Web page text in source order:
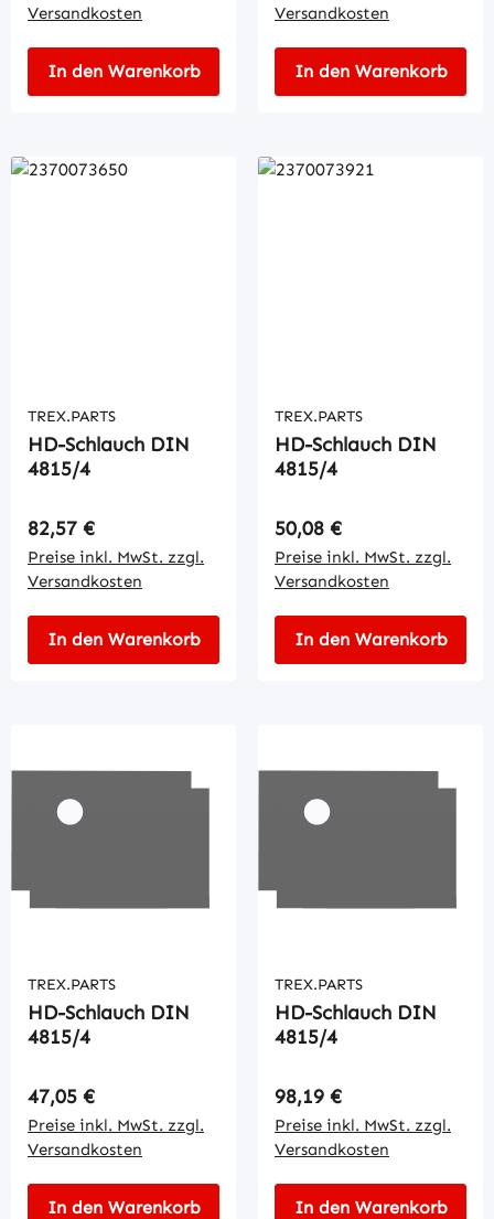
Versandkosten
In den Warenkorb
Versandkosten
In den Warenkorb
TREX.PARTS
HD-Schlauch DIN
4815/4
Regulärer Preis:
82,57 €
Preise inkl. MwSt. zzgl.
Versandkosten
In den Warenkorb
TREX.PARTS
HD-Schlauch DIN
4815/4
Regulärer Preis:
50,08 €
Preise inkl. MwSt. zzgl.
Versandkosten
In den Warenkorb
TREX.PARTS
HD-Schlauch DIN
4815/4
Regulärer Preis:
47,05 €
Preise inkl. MwSt. zzgl.
Versandkosten
In den Warenkorb
TREX.PARTS
HD-Schlauch DIN
4815/4
Regulärer Preis:
98,19 €
Preise inkl. MwSt. zzgl.
Versandkosten
In den Warenkorb